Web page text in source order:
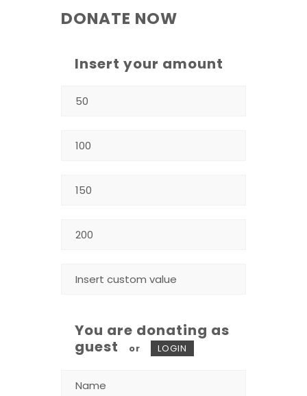
DONATE NOW
Insert your amount
You are donating as
guest
or LOGIN